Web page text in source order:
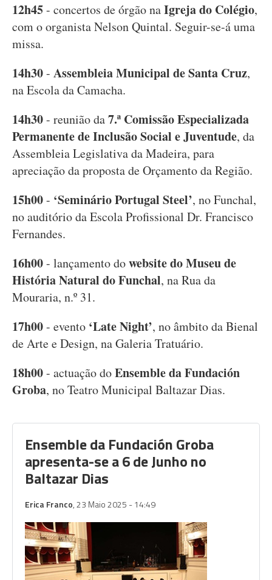
12h45- concertos de órgão naIgreja do Colégio,
com o organista Nelson Quintal. Seguir-se-á uma
missa.
14h30- Assembleia Municipal de Santa Cruz,
na Escola da Camacha.
14h30- reunião da7.ª Comissão Especializada
Permanente de Inclusão Social e Juventude, da
Assembleia Legislativa da Madeira, para
apreciação da proposta de Orçamento da Região.
15h00- ‘Seminário Portugal Steel’, no Funchal,
no auditório da Escola Profissional Dr. Francisco
Fernandes.
16h00- lançamento dowebsite do Museu de
História Natural do Funchal, na Rua da
Mouraria, n.º 31.
17h00- evento ‘Late Night’, no âmbito da Bienal
de Arte e Design, na Galeria Tratuário.
18h00- actuação doEnsemble da Fundación
Groba, no Teatro Municipal Baltazar Dias.
Ensemble da Fundación Groba
apresenta-se a 6 de Junho no
Baltazar Dias
Erica Franco, 23 Maio 2025 - 14:49